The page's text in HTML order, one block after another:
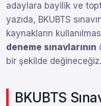
adaylara bayilik ve
yazıda, BKUBTS
kaynakların
deneme sınavlarının
bir şekilde değineceğiz.
BKUBTS